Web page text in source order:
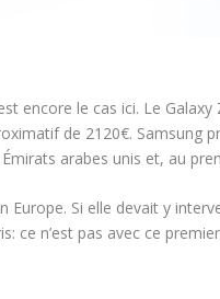
encore le cas ici. Le
de 2120€. Samsung
arabes unis et, au
Europe. Si elle devait y
ce n’est pas avec ce